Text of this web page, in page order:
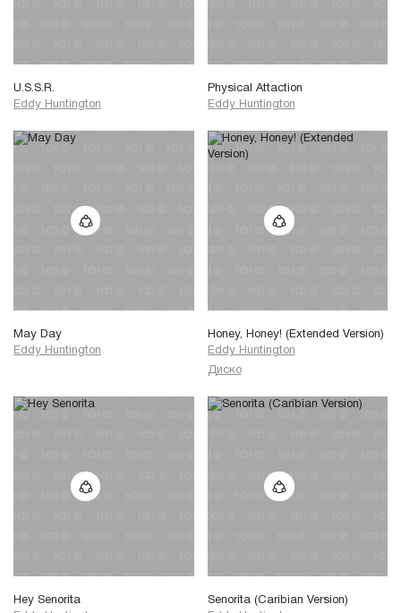
U.S.S.R.
Eddy Huntington
Physical Attaction
Eddy Huntington
May Day
Eddy Huntington
Honey, Honey! (Extended Version)
Eddy Huntington
Диско
Hey Senorita
Senorita (Caribian Version)